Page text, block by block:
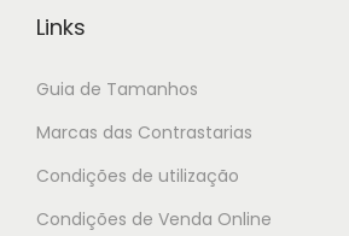
Links
Guia de Tamanhos
Marcas das Contrastarias
Condições de utilização
Condições de Venda Online